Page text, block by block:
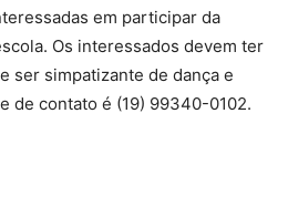
em participar da
Os interessados devem ter
ser simpatizante de dança e
de contato é (19) 99340-0102.